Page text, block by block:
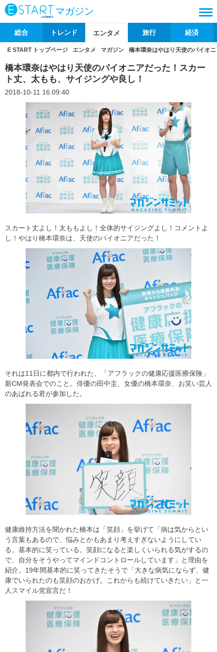
マガジン
総合 トレンド エンタメ 旅行 経済
E START トップページ エンタメ マガジン 橋本環奈はやはり天使のパイオ
橋本環奈はやはり天使のパイオニアだった！スカー
ト丈、太もも、サイジングや良し！
2018-10-11 16:09:40
スカート丈よし！太ももよし！全体的サイジングよし！コメントよ
し！やはり橋本環奈は、天使のパイオニアだった！
それは11日に都内で行われた、「アフラックの健康応援医療保険」
新CM発表会でのこと。俳優の田中圭、女優の橋本環奈、お笑い芸人
のあばれる君が参加した。
健康維持方法を聞かれた橋本は「笑顔」を挙げて「病は気からとい
う言葉もあるので、悩みとかもあまり考えすぎないようにしてい
る。基本的に笑っている。笑顔になると楽しくいられる気がするの
で、自分をそうやってマインドコントロールしています」と理由を
紹介。19年間基本的に笑ってきたそうで「大きな病気にならず、健
康でいられたのも笑顔のおかげ。これからも続けていきたい」と一
人スマイル党宣言だ！